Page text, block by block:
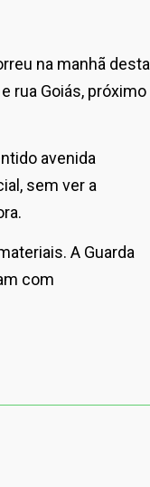
na manhã desta
rua Goiás, próximo
avenida
sem ver a
A Guarda
com